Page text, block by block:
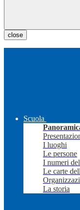
close
Scuola
I luoghi
Le persone
I numeri
Le carte
La storia